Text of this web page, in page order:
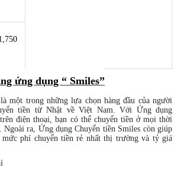
ứng dụng “ Smiles”
một trong những lựa chọn hàng đầu của người
tiền từ Nhật về Việt Nam. Với Ứng dụng
điện thoại, bạn có thể chuyển tiền ở mọi thời
ra, Ứng dụng Chuyển tiền Smiles còn giúp
mức phí chuyển tiền rẻ nhất thị trường và tỷ giá